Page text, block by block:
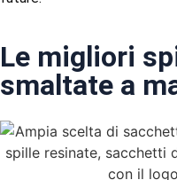
Le migliori
smaltate a